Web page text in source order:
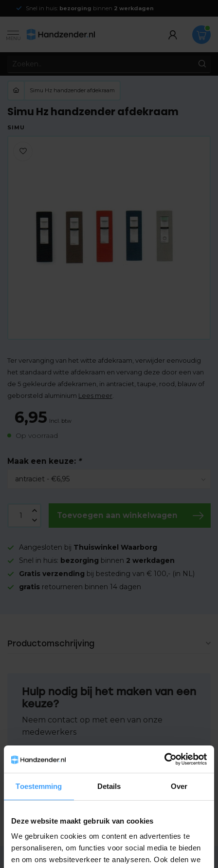
Toestemming Details Over
Deze website maakt gebruik van cookies
We gebruiken cookies om content en advertenties te
personaliseren, om functies voor social media te bieden
en om ons websiteverkeer te analyseren. Ook delen we
Snel in huis: bezorging binnen 2 werkdagen
MENU
Simu Hz handzender afdekraam
Simu Hz handzender afdekraam
SIMU
Ter vervanging van het witte afdekraam, verwijder eenvoudig
het standaard witte afdekraam en vervang deze door een van
de 5 gekleurde afdekramen, in antraciet, taupe, rood, blauw of
geborsteld aluminium Lees meer
6,95 Incl. btw
Op voorraad
Maak een keuze: *
Toevoegen aan winkelwagen
Aangesloten bij Thuiswinkel Waarborg
Snel in huis: bezorging binnen 2 werkdagen
Gratis verzending bij besteding van € 100,- (in NL)
gratis retourneren binnen 14 dagen
Productomschrijving
Hulp nodig bij het maken van een
keuze?
Neem contact op met een van onze
medewerkers
Vraag het de expert
Gerelateerde producten
TypeError: Failed to fetch
https://www.handzender.nl/simu/